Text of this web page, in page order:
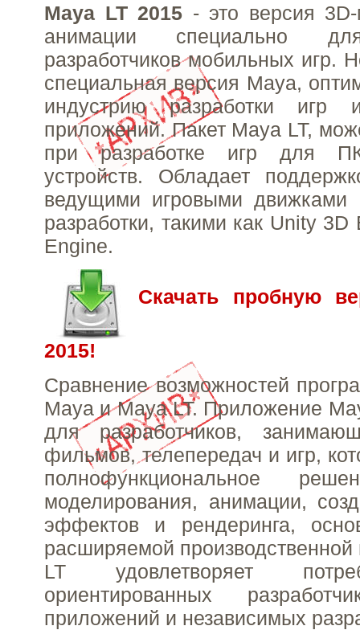
Maya LT 2015 - это версия
анимации специально
разработчиков мобильных игр.
специальная версия Maya,
индустрию разработки игр
приложений. Пакет Maya LT,
при разработке игр для
устройств. Обладает
ведущими игровыми движками
разработки, такими как Unity
Engine.
Скачать пробную
2015!
Сравнение возможностей
Maya и Maya LT. Приложение
для разработчиков,
фильмов, телепередач и игр,
полнофункциональное
моделирования, анимации,
эффектов и рендеринга,
расширяемой
LT удовлетворяет
ориентированных
приложений и независимых